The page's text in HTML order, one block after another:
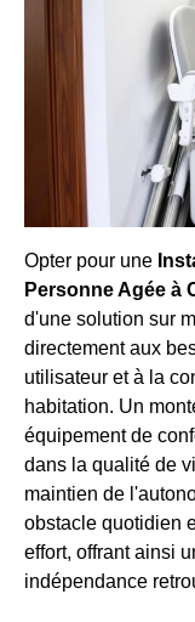
Opter pour une
Personne Agée à
d'une solution sur
directement aux
utilisateur et à la
habitation. Un
équipement de
dans la qualité de
maintien de
obstacle quotidien
effort, offrant ainsi
indépendance